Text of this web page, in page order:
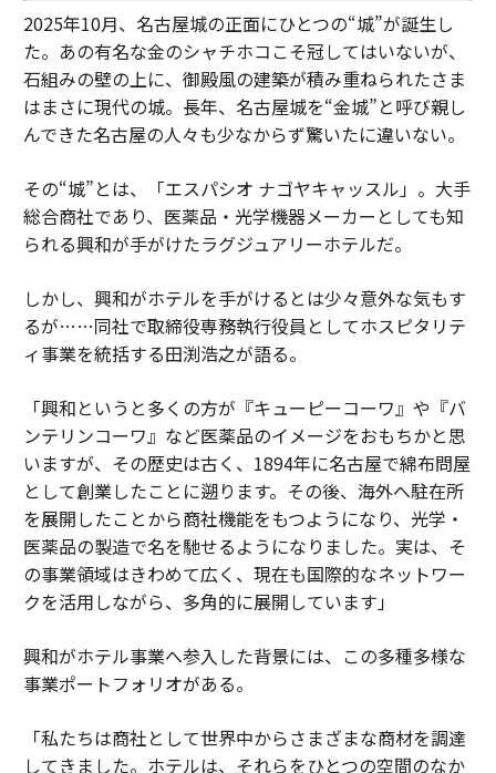
2025年10月、名古屋城の正面にひとつの“城”が誕生し
た。あの有名な金のシャチホコこそ冠してはいないが、
石組みの壁の上に、御殿風の建築が積み重ねられたさま
はまさに現代の城。長年、名古屋城を“金城”と呼び親し
んできた名古屋の人々も少なからず驚いたに違いない。
その“城”とは、「エスパシオ ナゴヤキャッスル」。大手
総合商社であり、医薬品・光学機器メーカーとしても知
られる興和が手がけたラグジュアリーホテルだ。
しかし、興和がホテルを手がけるとは少々意外な気もす
るが……同社で取締役専務執行役員としてホスピタリテ
ィ事業を統括する田渕浩之が語る。
「興和というと多くの方が『キューピーコーワ』や『バ
ンテリンコーワ』など医薬品のイメージをおもちかと思
いますが、その歴史は古く、1894年に名古屋で綿布問屋
として創業したことに遡ります。その後、海外へ駐在所
を展開したことから商社機能をもつようになり、光学・
医薬品の製造で名を馳せるようになりました。実は、そ
の事業領域はきわめて広く、現在も国際的なネットワー
クを活用しながら、多角的に展開しています」
興和がホテル事業へ参入した背景には、この多種多様な
事業ポートフォリオがある。
「私たちは商社として世界中からさまざまな商材を調達
してきました。ホテルは、それらをひとつの空間のなか